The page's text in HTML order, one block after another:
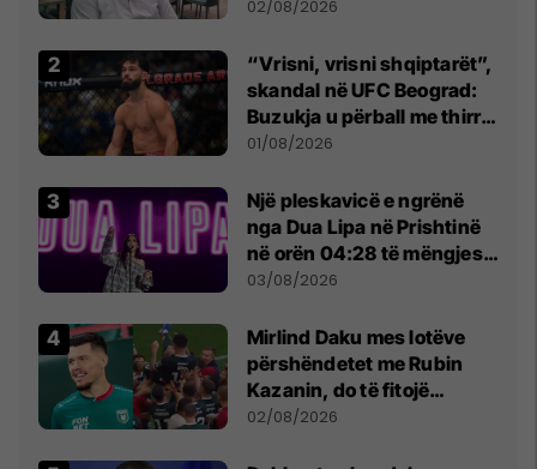
dikush e tradhtoi në
02/08/2026
“Vrisni, vrisni shqiptarët”,
skandal në UFC Beograd:
Buzukja u përball me thirrje
anti-shqiptare nga
01/08/2026
Një pleskavicë e ngrënë
nga Dua Lipa në Prishtinë
në orën 04:28 të mëngjesit
- dhe bota digjitale serbe
03/08/2026
Mirlind Daku mes lotëve
përshëndetet me Rubin
Kazanin, do të fitojë
miliona te Spartak Moska
02/08/2026